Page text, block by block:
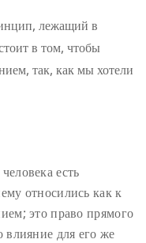
лежащий в
в том, чтобы
так, как мы хотели
есть
относились как к
это право прямого
влияние для его же